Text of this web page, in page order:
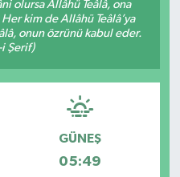
olursa Allâhü Teâlâ, ona
kim de Allâhü Teâlâ’ya
onun özrünü kabul eder.
Şerif)
GÜNEŞ
05:49